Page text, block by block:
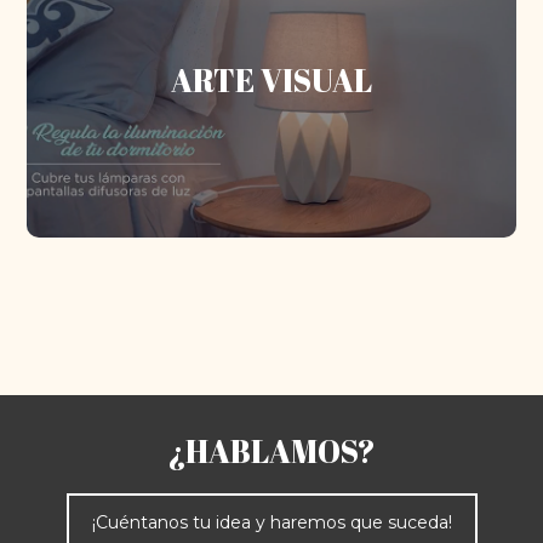
ARTE VISUAL
nace de la expresión artística, que nos
permite recrear espacios reales e irreales
fantásticos…
Más información
¿HABLAMOS?
¡Cuéntanos tu idea y haremos que suceda!